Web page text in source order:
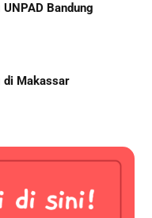
Bandung
di Makassar